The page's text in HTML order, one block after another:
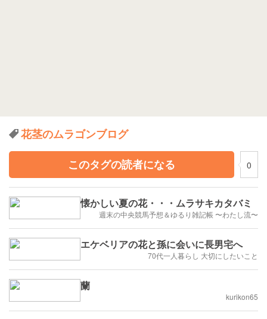
花茎のムラゴンブログ
このタグの読者になる
0
懐かしい夏の花・・・ムラサキカタバミ
週末の中央競馬予想＆ゆるり雑記帳 〜わたし流〜
エケベリアの花と孫に会いに長男宅へ
70代一人暮らし 大切にしたいこと
蘭
kurikon65